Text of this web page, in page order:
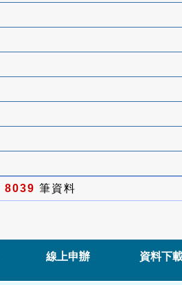
8039 筆資料
線上申辦 資料下